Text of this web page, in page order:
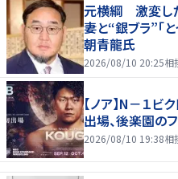
元横綱 激変し
妻と“銀ブラ”「
朝青龍氏
2026/08/10 20:25相
【ノア】N－１
出場、後楽園の
2026/08/10 19:38相